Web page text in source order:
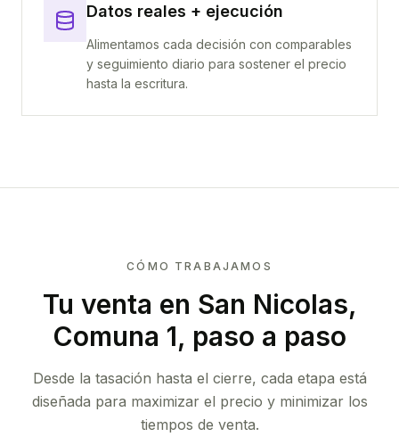
Datos reales + ejecución
Alimentamos cada decisión con comparables
y seguimiento diario para sostener el precio
hasta la escritura.
CÓMO TRABAJAMOS
Tu venta en San Nicolas,
Comuna 1, paso a paso
Desde la tasación hasta el cierre, cada etapa está
diseñada para maximizar el precio y minimizar los
tiempos de venta.